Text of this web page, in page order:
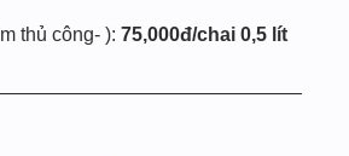
thủ công- ): 75,000đ/chai 0,5 lít